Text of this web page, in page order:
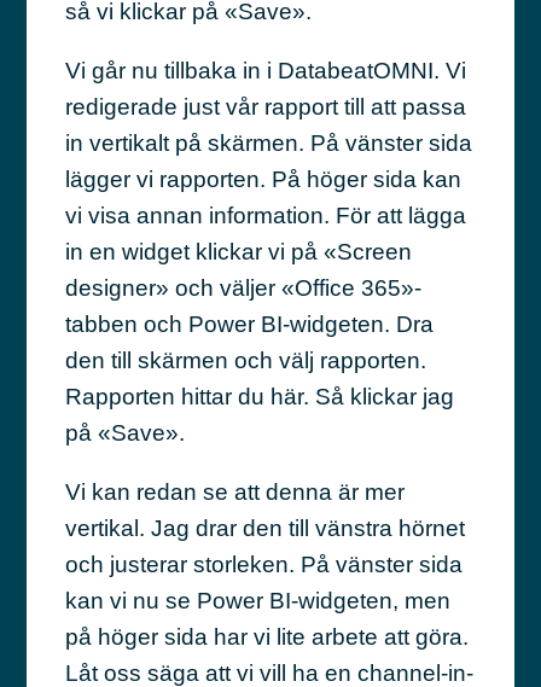
så vi klickar på «Save».
Vi går nu tillbaka in i DatabeatOMNI. Vi
redigerade just vår rapport till att passa
in vertikalt på skärmen. På vänster sida
lägger vi rapporten. På höger sida kan
vi visa annan information. För att lägga
in en widget klickar vi på «Screen
designer» och väljer «Office 365»-
tabben och Power BI-widgeten. Dra
den till skärmen och välj rapporten.
Rapporten hittar du här. Så klickar jag
på «Save».
Vi kan redan se att denna är mer
vertikal. Jag drar den till vänstra hörnet
och justerar storleken. På vänster sida
kan vi nu se Power BI-widgeten, men
på höger sida har vi lite arbete att göra.
Låt oss säga att vi vill ha en channel-in-